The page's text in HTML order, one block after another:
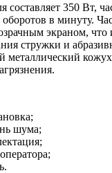
составляет 350 Вт,
в минуту.
экраном, что
стружки и
металлический
шума;